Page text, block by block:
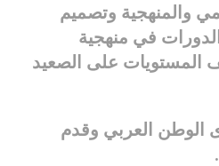
والمنهجية وتصميم
في منهجية
المستويات على الصعيد
الوطن العربي وقدم